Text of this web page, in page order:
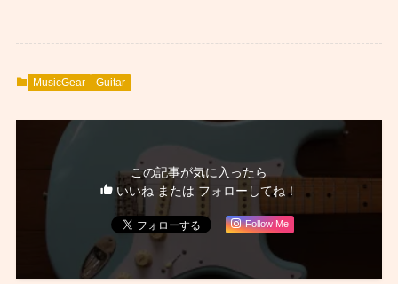
MusicGear Guitar
この記事が気に入ったら
いいね または フォローしてね！
Follow Me